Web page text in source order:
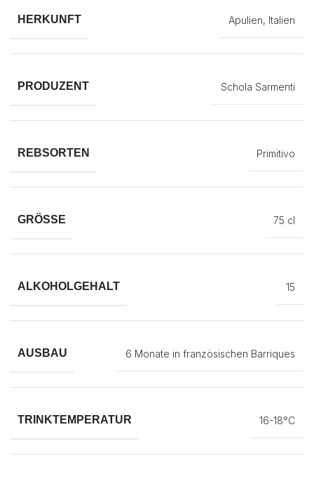
HERKUNFT Apulien, Italien
PRODUZENT Schola Sarmenti
REBSORTEN Primitivo
GRÖSSE 75 cl
ALKOHOLGEHALT 15
AUSBAU 6 Monate in französischen Barriques
TRINKTEMPERATUR 16-18°C